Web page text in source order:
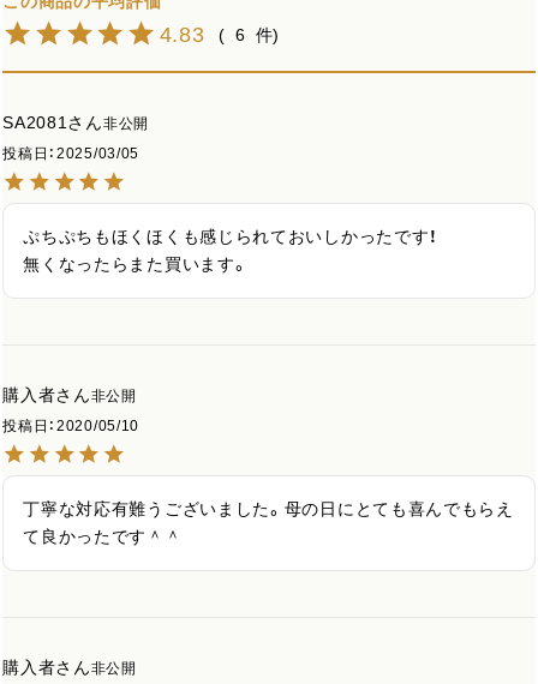
4.83 6
SA2081
非公開
投稿日
2025/03/05
ぷちぷちもほくほくも感じられておいしかったです！
無くなったらまた買います。
購入者
非公開
投稿日
2020/05/10
丁寧な対応有難うございました。母の日にとても喜んでもらえ
て良かったです＾＾
購入者
非公開